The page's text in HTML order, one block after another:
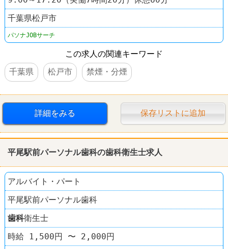
千葉県松戸市
パソナJOBサーチ
この求人の関連キーワード
千葉県
松戸市 禁煙・分煙
詳細をみる 保存リストに追加
平尾駅前パーソナル歯科の歯科衛生士求人
アルバイト・パート
平尾駅前パーソナル歯科
歯科衛生士
時給 1,500円 〜 2,000円